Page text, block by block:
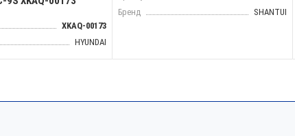
XKAQ-00173
HYUNDAI
Бренд
SHANTUI